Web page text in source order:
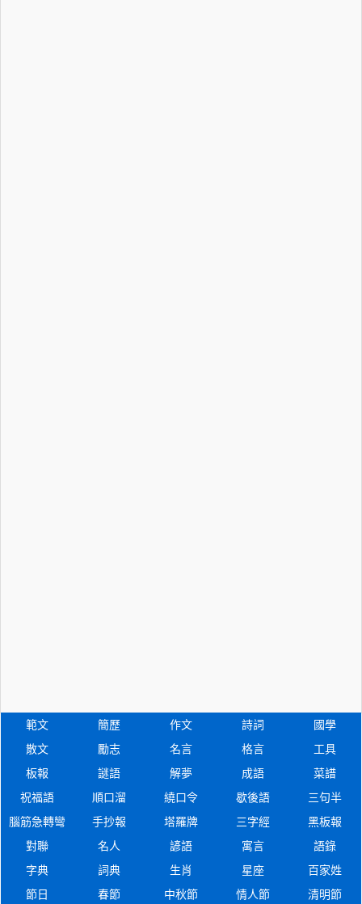
範文 簡歷 作文 詩詞
國學
散文
勵志 名言 格言
工具
板報
謎語 解夢 成語
菜譜
祝福語
順口溜 繞口令 歇後語
三句半
腦筋急轉彎
手抄報 塔羅牌 三字經
黑板報
對聯
名人 諺語 寓言
語錄
字典
詞典 生肖 星座
百家姓
節日
春節 中秋節 情人節 清明節